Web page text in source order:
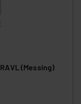
(Messing)